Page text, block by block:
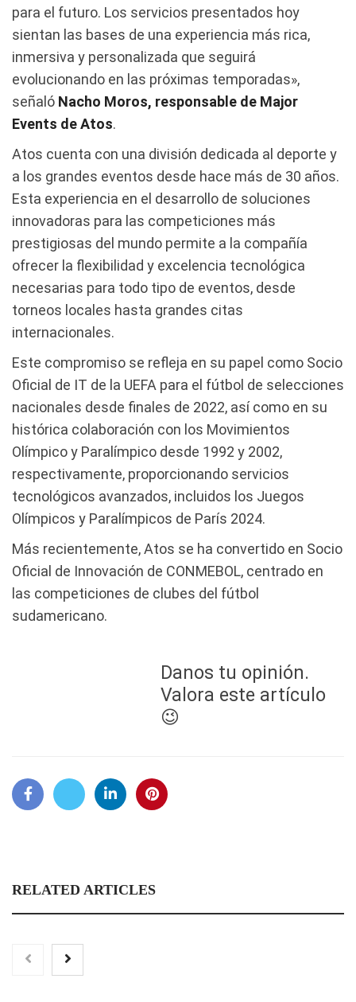
para el futuro. Los servicios presentados hoy
sientan las bases de una experiencia más rica,
inmersiva y personalizada que seguirá
evolucionando en las próximas temporadas»,
señaló Nacho Moros, responsable de Major
Events de Atos.
Atos cuenta con una división dedicada al deporte y
a los grandes eventos desde hace más de 30 años.
Esta experiencia en el desarrollo de soluciones
innovadoras para las competiciones más
prestigiosas del mundo permite a la compañía
ofrecer la flexibilidad y excelencia tecnológica
necesarias para todo tipo de eventos, desde
torneos locales hasta grandes citas
internacionales.
Este compromiso se refleja en su papel como Socio
Oficial de IT de la UEFA para el fútbol de selecciones
nacionales desde finales de 2022, así como en su
histórica colaboración con los Movimientos
Olímpico y Paralímpico desde 1992 y 2002,
respectivamente, proporcionando servicios
tecnológicos avanzados, incluidos los Juegos
Olímpicos y Paralímpicos de París 2024.
Más recientemente, Atos se ha convertido en Socio
Oficial de Innovación de CONMEBOL, centrado en
las competiciones de clubes del fútbol
sudamericano.
Danos tu opinión.
Valora este artículo
😉
RELATED ARTICLES